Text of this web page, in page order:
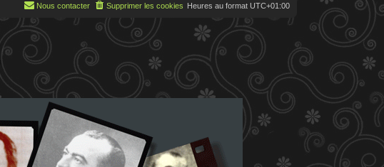
Heures au format UTC+01:00
Supprimer les cookies
Nous contacter